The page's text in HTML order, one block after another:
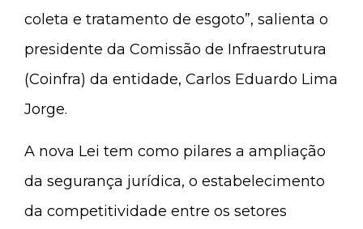
coleta e tratamento de esgoto”, salienta o
presidente da Comissão de Infraestrutura
(Coinfra) da entidade, Carlos Eduardo Lima
Jorge.
A nova Lei tem como pilares a ampliação
da segurança jurídica, o estabelecimento
da competitividade entre os setores